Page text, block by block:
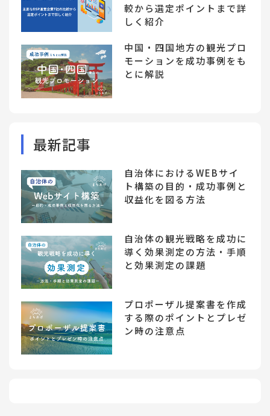
較から選定ポイントまで詳
しく紹介
中国・四国地方の観光プロ
モーションを成功事例をも
とに解説
最新記事
自治体におけるWEBサイ
ト構築の目的・成功事例と
収益化を図る方法
自治体の観光戦略を成功に
導く効果測定の方法・手順
と効果測定の課題
プロポーザル提案書を作成
する際のポイントとプレゼ
ン時の注意点